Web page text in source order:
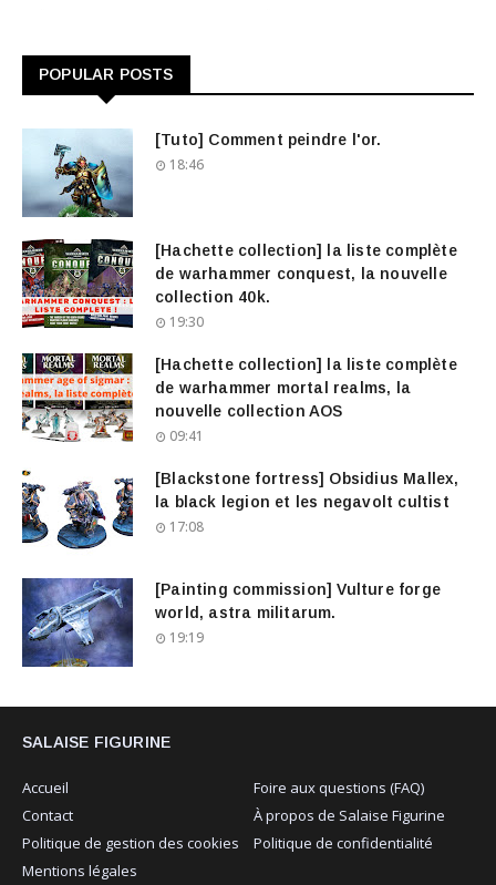
POPULAR POSTS
[Tuto] Comment peindre l'or.
18:46
[Hachette collection] la liste complète
de warhammer conquest, la nouvelle
collection 40k.
19:30
[Hachette collection] la liste complète
de warhammer mortal realms, la
nouvelle collection AOS
09:41
[Blackstone fortress] Obsidius Mallex,
la black legion et les negavolt cultist
17:08
[Painting commission] Vulture forge
world, astra militarum.
19:19
SALAISE FIGURINE
Accueil
Foire aux questions (FAQ)
Contact
À propos de Salaise Figurine
Politique de gestion des cookies
Politique de confidentialité
Mentions légales